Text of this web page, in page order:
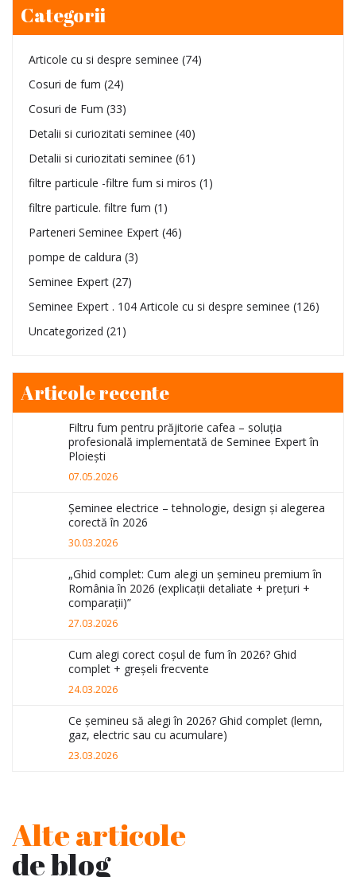
Categorii
Articole cu si despre seminee (74)
Cosuri de fum (24)
Cosuri de Fum (33)
Detalii si curiozitati seminee (40)
Detalii si curiozitati seminee (61)
filtre particule -filtre fum si miros (1)
filtre particule. filtre fum (1)
Parteneri Seminee Expert (46)
pompe de caldura (3)
Seminee Expert (27)
Seminee Expert . 104 Articole cu si despre seminee (126)
Uncategorized (21)
Articole recente
Filtru fum pentru prăjitorie cafea – soluția
profesională implementată de Seminee Expert în
Ploiești
07.05.2026
Șeminee electrice – tehnologie, design și alegerea
corectă în 2026
30.03.2026
„Ghid complet: Cum alegi un șemineu premium în
România în 2026 (explicații detaliate + prețuri +
comparații)”
27.03.2026
Cum alegi corect coșul de fum în 2026? Ghid
complet + greșeli frecvente
24.03.2026
Ce șemineu să alegi în 2026? Ghid complet (lemn,
gaz, electric sau cu acumulare)
23.03.2026
Alte articole
de blog